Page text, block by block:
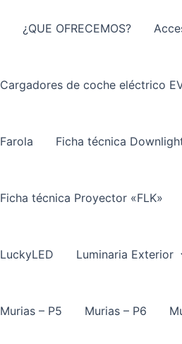
¿QUE OFRECEMOS?
Cargadores de coche eléctrico
Farola Ficha técnica
Ficha técnica Proyector «FLK»
LuckyLED Luminaria Exterior
Murias – P5 Murias – P6